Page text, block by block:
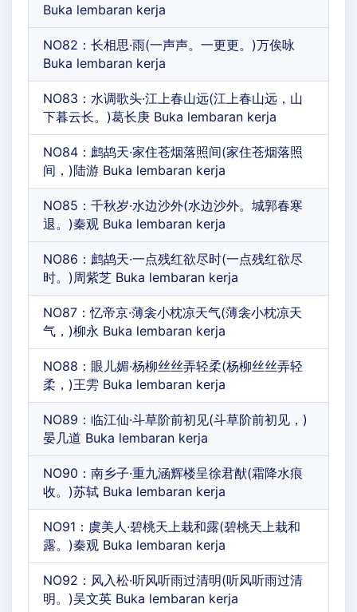
Buka lembaran kerja
NO82：长相思·雨(一声声。一更更。)万俟咏
Buka lembaran kerja
NO83：水调歌头·江上春山远(江上春山远，山
下暮云长。)葛长庚 Buka lembaran kerja
NO84：鹧鸪天·家住苍烟落照间(家住苍烟落照
间，)陆游 Buka lembaran kerja
NO85：千秋岁·水边沙外(水边沙外。城郭春寒
退。)秦观 Buka lembaran kerja
NO86：鹧鸪天·一点残红欲尽时(一点残红欲尽
时。)周紫芝 Buka lembaran kerja
NO87：忆帝京·薄衾小枕凉天气(薄衾小枕凉天
气，)柳永 Buka lembaran kerja
NO88：眼儿媚·杨柳丝丝弄轻柔(杨柳丝丝弄轻
柔，)王雱 Buka lembaran kerja
NO89：临江仙·斗草阶前初见(斗草阶前初见，)
晏几道 Buka lembaran kerja
NO90：南乡子·重九涵辉楼呈徐君猷(霜降水痕
收。)苏轼 Buka lembaran kerja
NO91：虞美人·碧桃天上栽和露(碧桃天上栽和
露。)秦观 Buka lembaran kerja
NO92：风入松·听风听雨过清明(听风听雨过清
明。)吴文英 Buka lembaran kerja